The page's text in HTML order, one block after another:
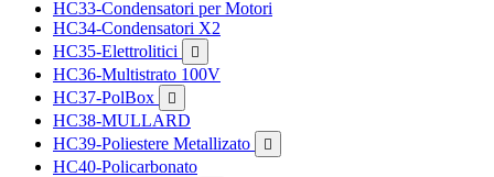
HC33-Condensatori per Motori
HC34-Condensatori X2
HC35-Elettrolitici

HC36-Multistrato 100V
HC37-PolBox

HC38-MULLARD
HC39-Poliestere Metallizato

HC40-Policarbonato